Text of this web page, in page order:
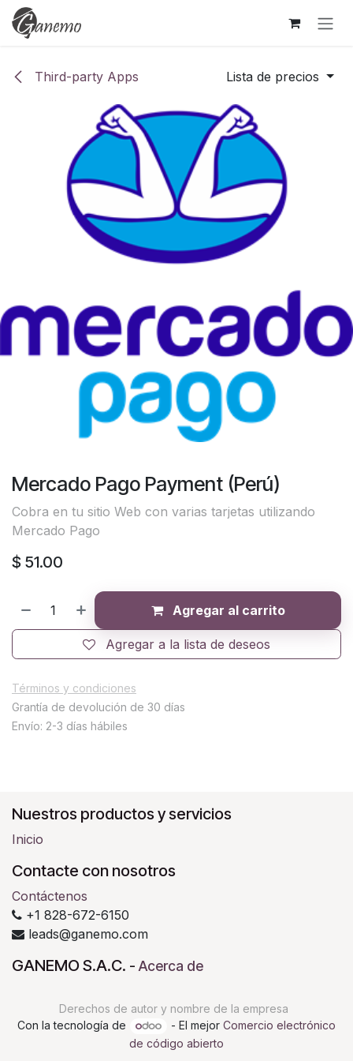
Ir al contenido
Third-party Apps Lista de precios
Mercado Pago Payment (Perú)
Cobra en tu sitio Web con varias tarjetas utilizando
Mercado Pago
$ 51.00
Agregar al carrito
Agregar a la lista de deseos
Términos y condiciones
Grantía de devolución de 30 días
Envío: 2-3 días hábiles
Nuestros productos y servicios
Inicio
Contacte con nosotros
Contáctenos
+1 828-672-6150
leads@ganemo.com
GANEMO S.A.C. -Acerca de
Derechos de autor y nombre de la empresa
Con la tecnología de
- El mejor Comercio electrónico
de código abierto